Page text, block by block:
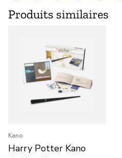
Produits similaires
Kano
Harry Potter Kano